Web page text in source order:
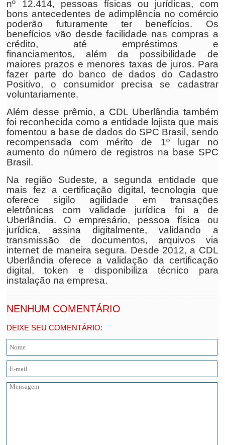
nº 12.414, pessoas físicas ou jurídicas, com
bons antecedentes de adimplência no comércio
poderão futuramente ter benefícios. Os
benefícios vão desde facilidade nas compras a
crédito, até empréstimos e
financiamentos, além da possibilidade de
maiores prazos e menores taxas de juros. Para
fazer parte do banco de dados do Cadastro
Positivo, o consumidor precisa se cadastrar
voluntariamente.
Além desse prêmio, a CDL Uberlândia também
foi reconhecida como a entidade lojista que mais
fomentou a base de dados do SPC Brasil, sendo
recompensada com mérito de 1º lugar no
aumento do número de registros na base SPC
Brasil.
Na região Sudeste, a segunda entidade que
mais fez a certificação digital, tecnologia que
oferece sigilo agilidade em transações
eletrônicas com validade jurídica foi a de
Uberlândia. O empresário, pessoa física ou
jurídica, assina digitalmente, validando a
transmissão de documentos, arquivos via
internet de maneira segura. Desde 2012, a CDL
Uberlândia oferece a validação da certificação
digital, token e disponibiliza técnico para
instalação na empresa.
NENHUM COMENTÁRIO
DEIXE SEU COMENTÁRIO: